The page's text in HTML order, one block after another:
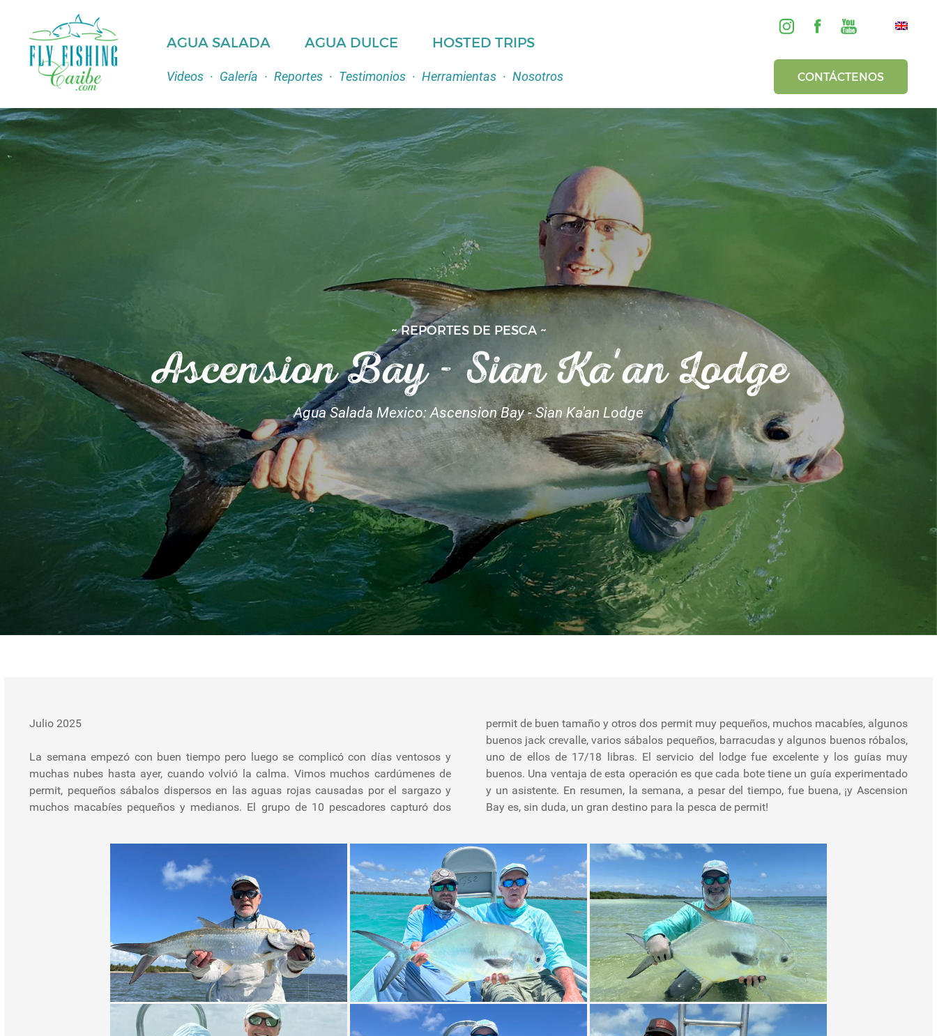
AGUA SALADA AGUA DULCE HOSTED TRIPS
Videos · Galería · Reportes · Testimonios · Herramientas · Nosotros CONTÁCTENOS
~ REPORTES DE PESCA ~
Ascension Bay - Sian Ka'an Lodge
Agua Salada Mexico: Ascension Bay - Sian Ka'an Lodge
Julio 2025
La semana empezó con buen tiempo pero luego se complicó con días ventosos y
muchas nubes hasta ayer, cuando volvió la calma. Vimos muchos cardúmenes de
permit, pequeños sábalos dispersos en las aguas rojas causadas por el sargazo y
muchos macabíes pequeños y medianos. El grupo de 10 pescadores capturó dos
permit de buen tamaño y otros dos permit muy pequeños, muchos macabíes, algunos
buenos jack crevalle, varios sábalos pequeños, barracudas y algunos buenos róbalos,
uno de ellos de 17/18 libras. El servicio del lodge fue excelente y los guías muy
buenos. Una ventaja de esta operación es que cada bote tiene un guía experimentado
y un asistente. En resumen, la semana, a pesar del tiempo, fue buena, ¡y Ascension
Bay es, sin duda, un gran destino para la pesca de permit!